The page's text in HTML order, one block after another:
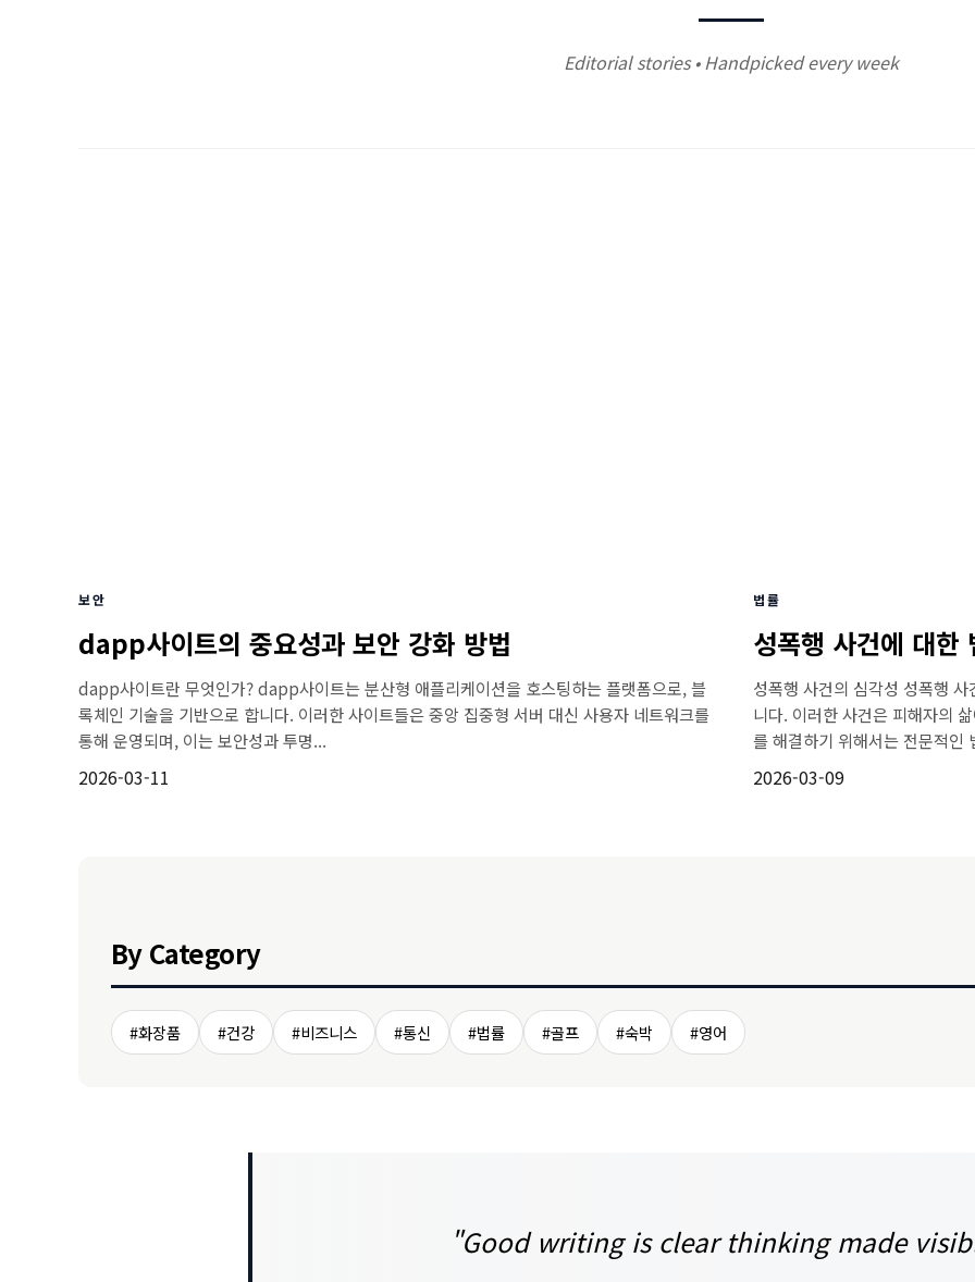
Editorial stories • Handpicked every week
보안
dapp사이트의 중요성과 보안 강화 방법
dapp사이트란 무엇인가? dapp사이트는 분산형 애플리케이션을 호스팅하는 플랫폼으로, 블
록체인 기술을 기반으로 합니다. 이러한 사이트들은 중앙 집중형 서버 대신 사용자 네트워크를
통해 운영되며, 이는 보안성과 투명...
2026-03-11
법률
성폭행 사건에 대한
성폭행 사건의 심각성 성폭행
니다. 이러한 사건은 피해자의
를 해결하기 위해서는 전문적인
2026-03-09
By Category
#화장품 #건강 #비즈니스 #통신 #법률 #골프 #숙박 #영어
"Good writing is clear thinking made